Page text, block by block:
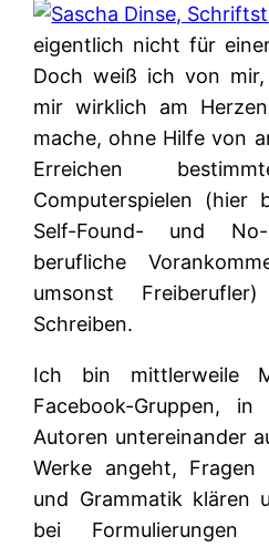
eigentlich nicht für
Doch weiß ich von
mir wirklich am
mache, ohne Hilfe von
Erreichen
Computerspielen (hier
Self-Found- und No-
berufliche
umsonst
Schreiben.
Ich bin mittlerweile
Facebook-Gruppen,
Autoren untereinander
Werke angeht, Fragen
und Grammatik klären
bei Formulierungen